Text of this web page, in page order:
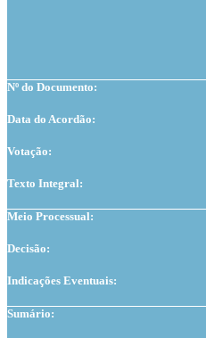
Nº do Documento:
Data do Acordão:
Votação:
Texto Integral:
Meio Processual:
Decisão:
Indicações Eventuais:
Sumário: